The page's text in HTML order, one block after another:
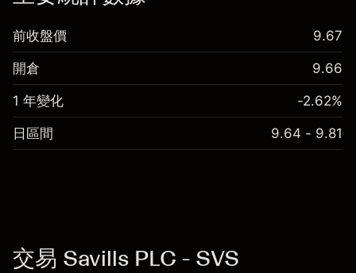
前收盤價 9.67
開倉 9.66
1 年變化 -2.62%
日區間 9.64 - 9.81
交易 Savills PLC - SVS